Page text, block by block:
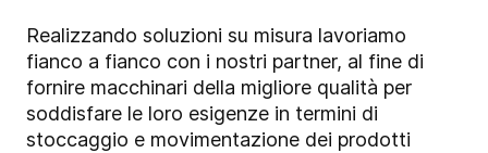
Realizzando soluzioni su misura lavoriamo
fianco a fianco con i nostri partner, al fine di
fornire macchinari della migliore qualità per
soddisfare le loro esigenze in termini di
stoccaggio e movimentazione dei prodotti